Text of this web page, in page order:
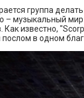
группа
– музыкальный
Как известно,
послом в одном